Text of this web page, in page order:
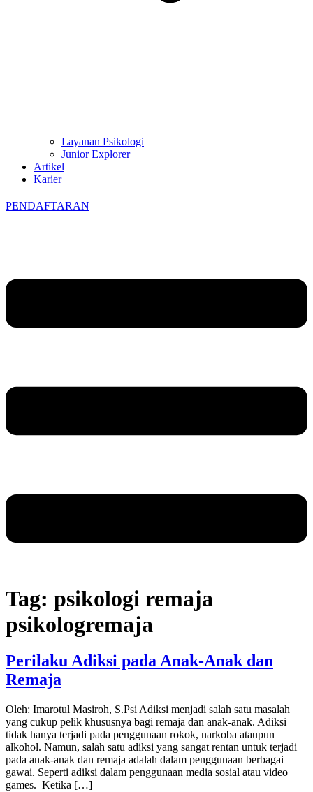
Layanan Psikologi
Junior Explorer
Artikel
Karier
PENDAFTARAN
Tag: psikologi remaja
psikologremaja
Perilaku Adiksi pada Anak-Anak dan
Remaja
Oleh: Imarotul Masiroh, S.Psi Adiksi menjadi salah satu masalah
yang cukup pelik khususnya bagi remaja dan anak-anak. Adiksi
tidak hanya terjadi pada penggunaan rokok, narkoba ataupun
alkohol. Namun, salah satu adiksi yang sangat rentan untuk terjadi
pada anak-anak dan remaja adalah dalam penggunaan berbagai
gawai. Seperti adiksi dalam penggunaan media sosial atau video
games. Ketika […]